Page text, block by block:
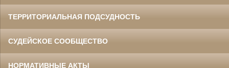
ТЕРРИТОРИАЛЬНАЯ ПОДСУДНОСТЬ
СУДЕЙСКОЕ СООБЩЕСТВО
НОРМАТИВНЫЕ АКТЫ